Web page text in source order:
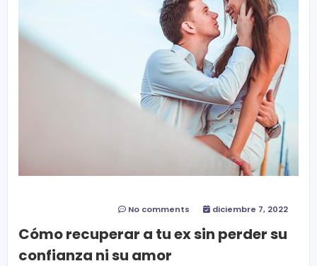
No comments diciembre 7, 2022
Cómo recuperar a tu ex sin perder su
confianza ni su amor